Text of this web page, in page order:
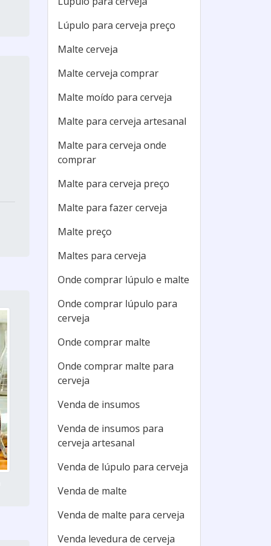
Lúpulo para cerveja preço
Malte cerveja
Malte cerveja comprar
Malte moído para cerveja
Malte para cerveja artesanal
Malte para cerveja onde
comprar
Malte para cerveja preço
Malte para fazer cerveja
Malte preço
Maltes para cerveja
Onde comprar lúpulo e malte
Onde comprar lúpulo para
cerveja
Onde comprar malte
Onde comprar malte para
cerveja
Venda de insumos
Venda de insumos para
cerveja artesanal
Venda de lúpulo para cerveja
Venda de malte
Venda de malte para cerveja
Venda levedura de cerveja